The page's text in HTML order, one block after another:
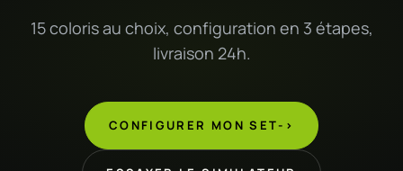
15 coloris au choix, configuration en 3 étapes,
livraison 24h.
CONFIGURER MON SET->